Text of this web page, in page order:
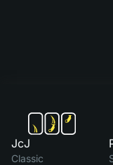
JcJ
Classic